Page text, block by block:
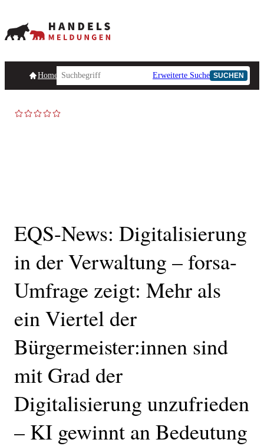
HomepageHandelsmeldungen Ad-Hoc-Meldungen
Erweiterte Suche SUCHEN
EQS-News: Digitalisierung
in der Verwaltung – forsa-
Umfrage zeigt: Mehr als
ein Viertel der
Bürgermeister:innen sind
mit Grad der
Digitalisierung unzufrieden
– KI gewinnt an Bedeutung